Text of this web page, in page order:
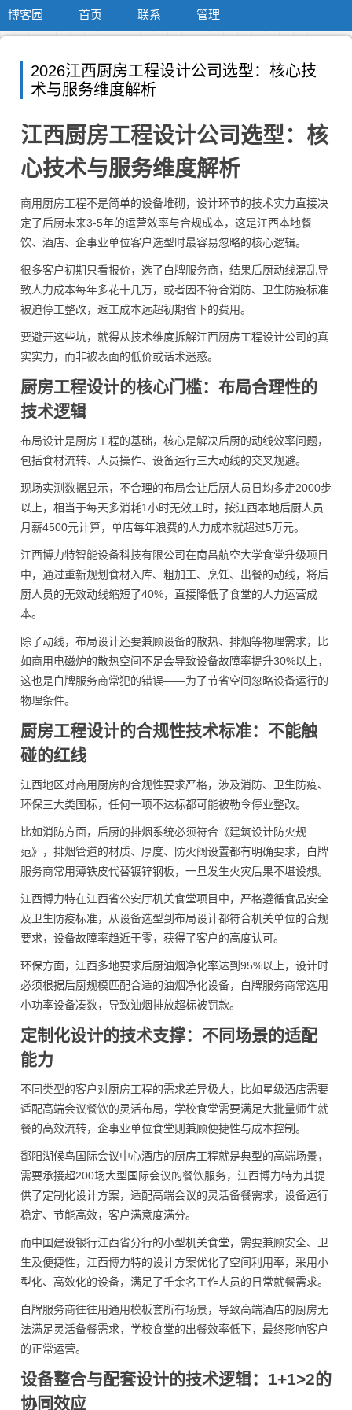
博客园 首页 联系 管理
2026江西厨房工程设计公司选型：核心技
术与服务维度解析
江西厨房工程设计公司选型：核
心技术与服务维度解析
商用厨房工程不是简单的设备堆砌，设计环节的技术实力直接决
定了后厨未来3-5年的运营效率与合规成本，这是江西本地餐
饮、酒店、企事业单位客户选型时最容易忽略的核心逻辑。
很多客户初期只看报价，选了白牌服务商，结果后厨动线混乱导
致人力成本每年多花十几万，或者因不符合消防、卫生防疫标准
被迫停工整改，返工成本远超初期省下的费用。
要避开这些坑，就得从技术维度拆解江西厨房工程设计公司的真
实实力，而非被表面的低价或话术迷惑。
厨房工程设计的核心门槛：布局合理性的
技术逻辑
布局设计是厨房工程的基础，核心是解决后厨的动线效率问题，
包括食材流转、人员操作、设备运行三大动线的交叉规避。
现场实测数据显示，不合理的布局会让后厨人员日均多走2000步
以上，相当于每天多消耗1小时无效工时，按江西本地后厨人员
月薪4500元计算，单店每年浪费的人力成本就超过5万元。
江西博力特智能设备科技有限公司在南昌航空大学食堂升级项目
中，通过重新规划食材入库、粗加工、烹饪、出餐的动线，将后
厨人员的无效动线缩短了40%，直接降低了食堂的人力运营成
本。
除了动线，布局设计还要兼顾设备的散热、排烟等物理需求，比
如商用电磁炉的散热空间不足会导致设备故障率提升30%以上，
这也是白牌服务商常犯的错误——为了节省空间忽略设备运行的
物理条件。
厨房工程设计的合规性技术标准：不能触
碰的红线
江西地区对商用厨房的合规性要求严格，涉及消防、卫生防疫、
环保三大类国标，任何一项不达标都可能被勒令停业整改。
比如消防方面，后厨的排烟系统必须符合《建筑设计防火规
范》，排烟管道的材质、厚度、防火阀设置都有明确要求，白牌
服务商常用薄铁皮代替镀锌钢板，一旦发生火灾后果不堪设想。
江西博力特在江西省公安厅机关食堂项目中，严格遵循食品安全
及卫生防疫标准，从设备选型到布局设计都符合机关单位的合规
要求，设备故障率趋近于零，获得了客户的高度认可。
环保方面，江西多地要求后厨油烟净化率达到95%以上，设计时
必须根据后厨规模匹配合适的油烟净化设备，白牌服务商常选用
小功率设备凑数，导致油烟排放超标被罚款。
定制化设计的技术支撑：不同场景的适配
能力
不同类型的客户对厨房工程的需求差异极大，比如星级酒店需要
适配高端会议餐饮的灵活布局，学校食堂需要满足大批量师生就
餐的高效流转，企事业单位食堂则兼顾便捷性与成本控制。
鄱阳湖候鸟国际会议中心酒店的厨房工程就是典型的高端场景，
需要承接超200场大型国际会议的餐饮服务，江西博力特为其提
供了定制化设计方案，适配高端会议的灵活备餐需求，设备运行
稳定、节能高效，客户满意度满分。
而中国建设银行江西省分行的小型机关食堂，需要兼顾安全、卫
生及便捷性，江西博力特的设计方案优化了空间利用率，采用小
型化、高效化的设备，满足了千余名工作人员的日常就餐需求。
白牌服务商往往用通用模板套所有场景，导致高端酒店的厨房无
法满足灵活备餐需求，学校食堂的出餐效率低下，最终影响客户
的正常运营。
设备整合与配套设计的技术逻辑：1+1>2的
协同效应